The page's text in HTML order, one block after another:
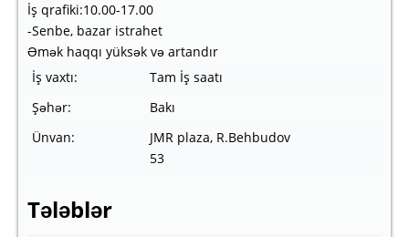
İş qrafiki:10.00-17.00
-Senbe, bazar istrahet
Əmək haqqı yüksək və artandır
İş vaxtı:
Tam İş saatı
Şəhər:
Bakı
Ünvan:
JMR plaza, R.Behbudov
53
Tələblər